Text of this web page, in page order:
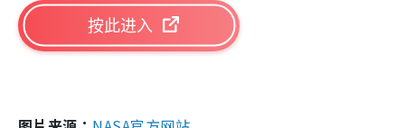
按此进入